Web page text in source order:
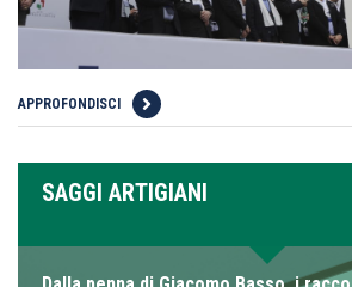
APPROFONDISCI
SAGGI ARTIGIANI